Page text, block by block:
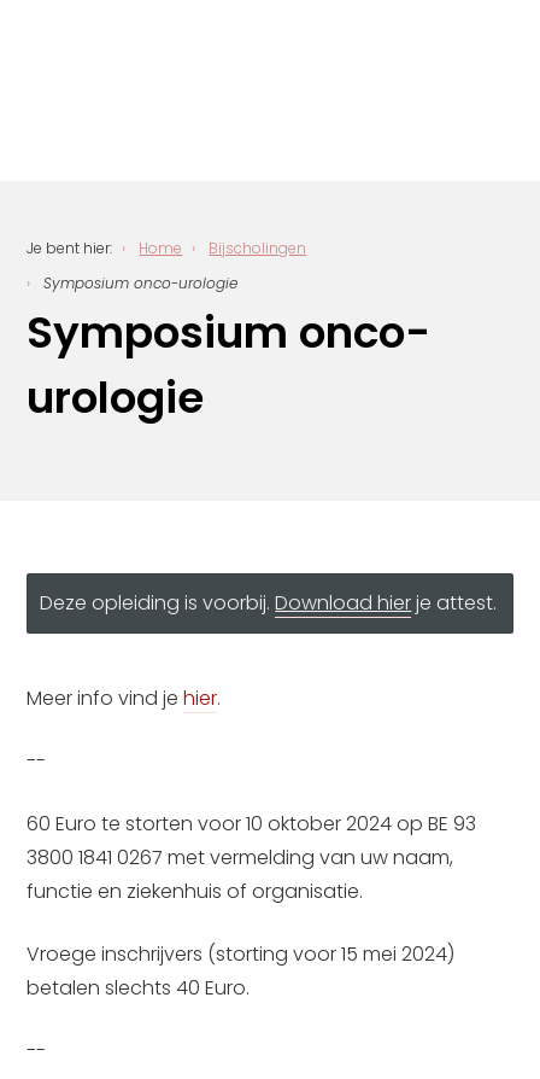
Je bent hier: Home
Bijscholingen
Symposium onco-urologie
Symposium onco-
urologie
Deze opleiding is voorbij.Download hierje attest.
Meer info vind jehier.
--
60 Euro te storten voor 10 oktober 2024 op BE 93
3800 1841 0267 met vermelding van uw naam,
functie en ziekenhuis of organisatie.
Vroege inschrijvers (storting voor 15 mei 2024)
betalen slechts 40 Euro.
--